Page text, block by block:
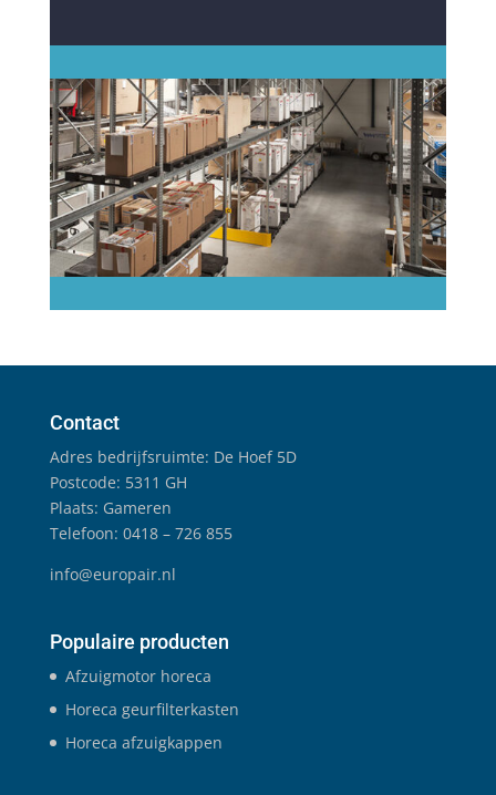
Contact
Adres bedrijfsruimte: De Hoef 5D
Postcode: 5311 GH
Plaats: Gameren
Telefoon: 0418 – 726 855
info@europair.nl
Populaire producten
Afzuigmotor horeca
Horeca geurfilterkasten
Horeca afzuigkappen